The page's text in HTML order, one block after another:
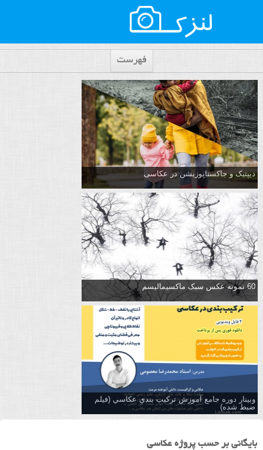
فهرست
دیپتیک و جاکستا‌پوزیشن در عکاسی
60 نمونه عکس سبک ماکسیمالیسم
وبینار دوره جامع آموزش تركيب بندي عكاسي (فیلم
ضبط شده)
بایگانی بر حسب پروژه عکاسی